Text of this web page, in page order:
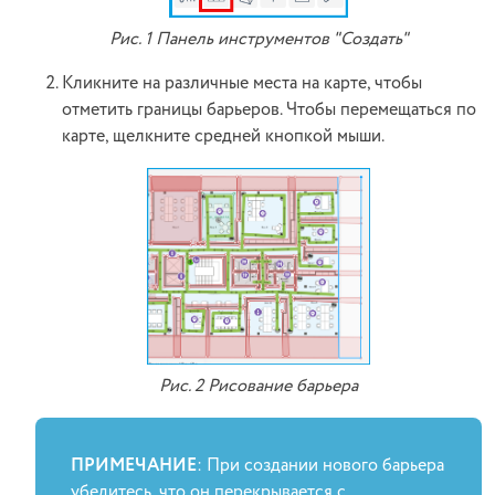
Рис. 1 Панель инструментов "Создать"
Кликните на различные места на карте, чтобы
отметить границы барьеров. Чтобы перемещаться по
карте, щелкните средней кнопкой мыши.
Рис. 2 Рисование барьера
ПРИМЕЧАНИЕ: При создании нового барьера